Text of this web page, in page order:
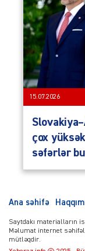
15.07.2026
çox
səfərlər
Ana səhifə
Saytdakı materialların
Məlumat internet
mütləqdir.